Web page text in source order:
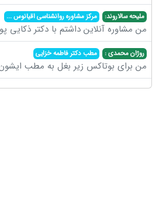
ملیحه سالاروند: مرکز مشاوره روانشناسی اقیانوس...
من مشاوره آنلاین داشتم با دکتر ذکایی
روژان محمدی : مطب دکتر فاطمه خزایی
من برای بوتاکس زیر بغل به مطب